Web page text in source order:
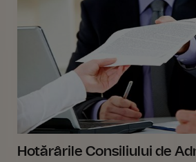
Hotărârile Consiliului de